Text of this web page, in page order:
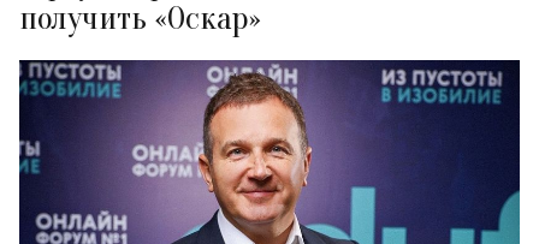
получить «Оскар»